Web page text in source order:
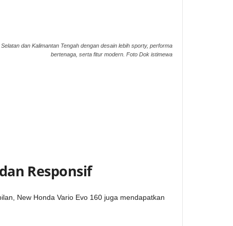
dan Kalimantan Tengah dengan desain lebih sporty, performa
bertenaga, serta fitur modern. Foto Dok istimewa
Responsif
New Honda Vario Evo 160 juga mendapatkan